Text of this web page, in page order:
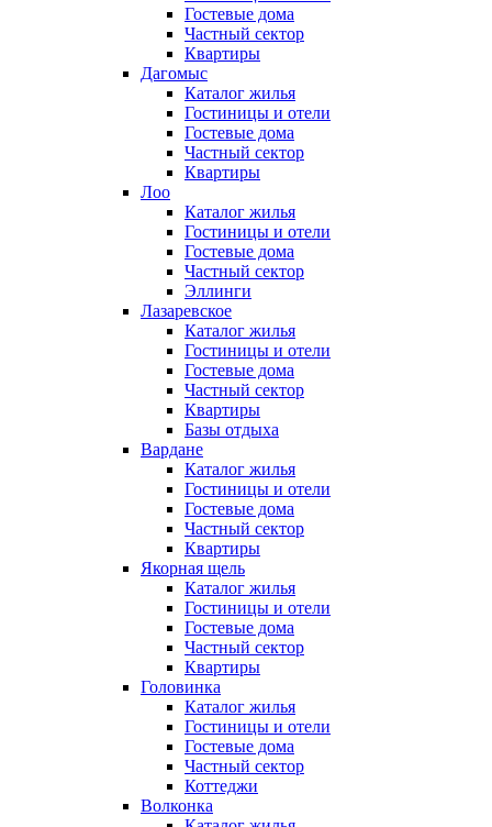
Гостевые дома
Частный сектор
Квартиры
Дагомыс
Каталог жилья
Гостиницы и отели
Гостевые дома
Частный сектор
Квартиры
Лоо
Каталог жилья
Гостиницы и отели
Гостевые дома
Частный сектор
Эллинги
Лазаревское
Каталог жилья
Гостиницы и отели
Гостевые дома
Частный сектор
Квартиры
Базы отдыха
Вардане
Каталог жилья
Гостиницы и отели
Гостевые дома
Частный сектор
Квартиры
Якорная щель
Каталог жилья
Гостиницы и отели
Гостевые дома
Частный сектор
Квартиры
Головинка
Каталог жилья
Гостиницы и отели
Гостевые дома
Частный сектор
Коттеджи
Волконка